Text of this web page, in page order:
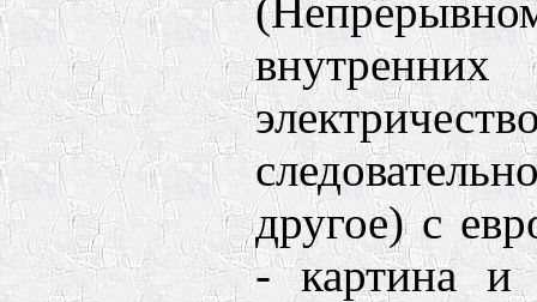
другое) с
- картина и